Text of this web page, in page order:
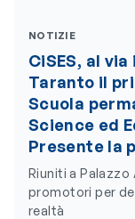
NOTIZIE
CiSES, al
Taranto il
Scuola
Science ed
Presente la
Riuniti a
promotori per
realtà